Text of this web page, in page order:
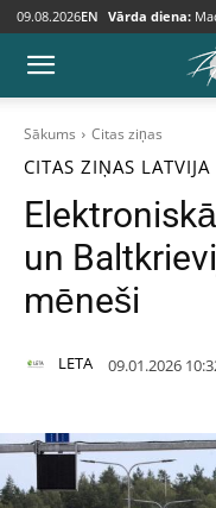
09.08.2026EN Vārda diena:
Sākums Citas ziņas
CITAS ZIŅAS LATVIJA
un
mēneši
LETA 09.01.2026